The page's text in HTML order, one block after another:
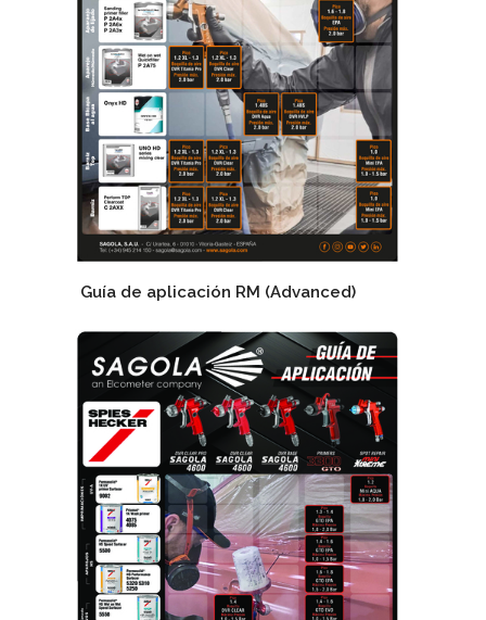
Guía de aplicación RM (Advanced)